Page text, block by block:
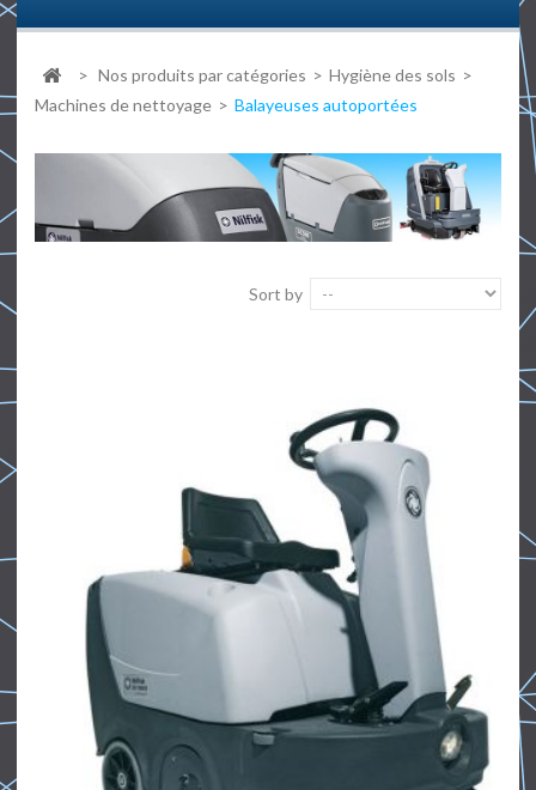
> Nos produits par catégories > Hygiène des sols >
Machines de nettoyage > Balayeuses autoportées
Sort by